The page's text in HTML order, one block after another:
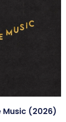
Music (2026)